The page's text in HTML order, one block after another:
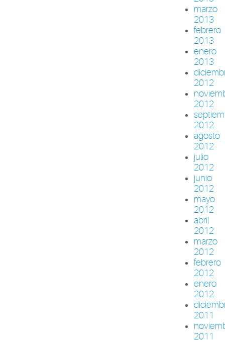
marzo
2013
febrero
2013
enero
2013
2012
2012
2012
agosto
2012
julio
2012
junio
2012
mayo
2012
abril
2012
marzo
2012
febrero
2012
enero
2012
2011
2011